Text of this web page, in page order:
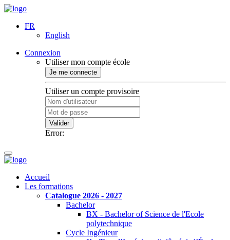
FR
English
Connexion
Utiliser mon compte école
Je me connecte
Utiliser un compte provisoire
Valider
Error:
Accueil
Les formations
Catalogue 2026 - 2027
Bachelor
BX - Bachelor of Science de l'Ecole
polytechnique
Cycle Ingénieur